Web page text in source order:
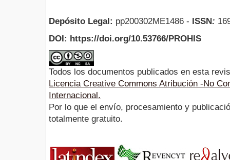
Depósito Legal: pp200302ME1486 - ISSN:
DOI: https://doi.org/10.53766/PROHIS
Todos los documentos publicados en esta
Licencia Creative Commons Atribución -No
Internacional.
Por lo que el envío, procesamiento y
totalmente gratuito.